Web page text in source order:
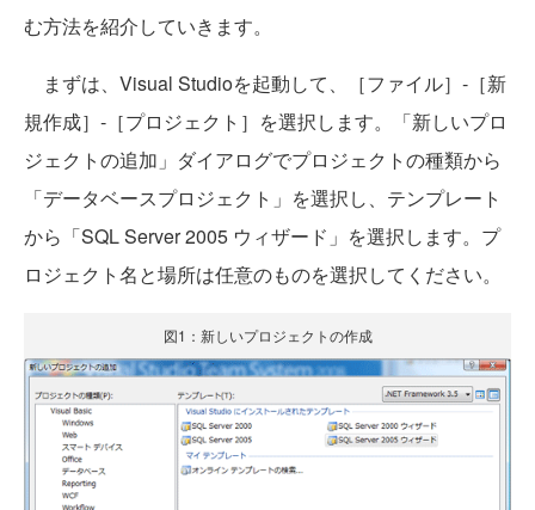
む方法を紹介していきます。
まずは、Visual Studioを起動して、［ファイル］‐［新
規作成］‐［プロジェクト］を選択します。「新しいプロ
ジェクトの追加」ダイアログでプロジェクトの種類から
「データベースプロジェクト」を選択し、テンプレート
から「SQL Server 2005 ウィザード」を選択します。プ
ロジェクト名と場所は任意のものを選択してください。
図1：新しいプロジェクトの作成